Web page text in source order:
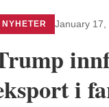
NYHETER January 17,
i